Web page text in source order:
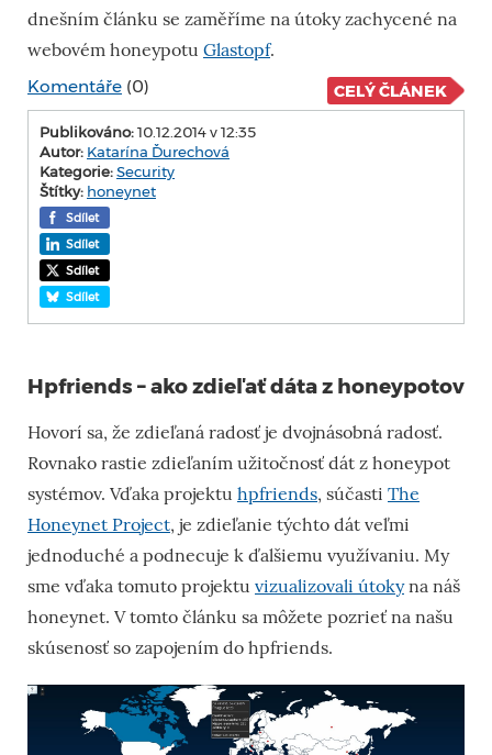
dnešním článku se zaměříme na útoky zachycené na
webovém honeypotu Glastopf.
Komentáře (0) CELÝ ČLÁNEK
Publikováno:10.12.2014 v 12:35
Autor: Katarína Ďurechová
Kategorie:Security
Štítky: honeynet
Sdílet
Sdílet
Sdílet
Sdílet
Hpfriends – ako zdieľať dáta z honeypotov
Hovorí sa, že zdieľaná radosť je dvojnásobná radosť.
Rovnako rastie zdieľaním užitočnosť dát z honeypot
systémov. Vďaka projektu hpfriends, súčasti The
Honeynet Project, je zdieľanie týchto dát veľmi
jednoduché a podnecuje k ďalšiemu využívaniu. My
sme vďaka tomuto projektu vizualizovali útokyna náš
honeynet. V tomto článku sa môžete pozrieť na našu
skúsenosť so zapojením do hpfriends.